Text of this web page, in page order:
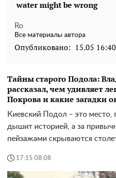
Ro
Все материалы автора
Опубликовано: 15.05 16:40
Тайны старого Подола:
рассказал, чем удивляет
Покрова и какие загадки
Киевский Подол – это место,
дышит историей, а за
пейзажами скрываются
17:15 08.08